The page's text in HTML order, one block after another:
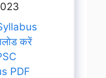
करें
PDF